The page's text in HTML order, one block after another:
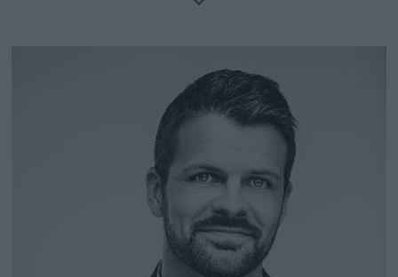
Jpeg med en kvalité på 80
Maxupplösning, det vill
säga så många pixlar du har i bilden.